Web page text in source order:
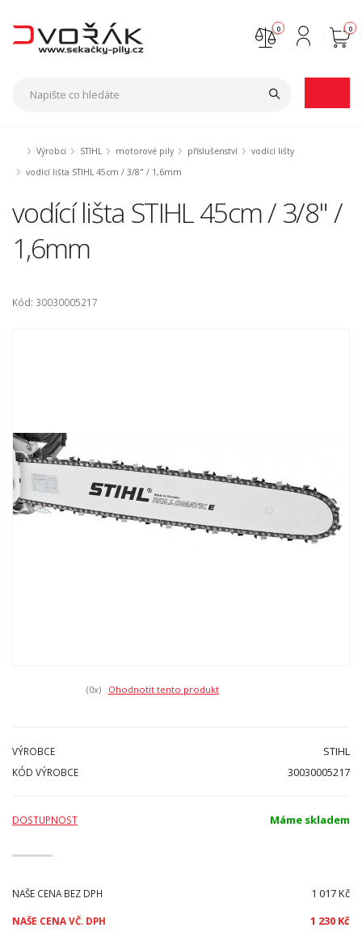
0
0
Výrobci STIHL motorové pily příslušenství
vodící lišty
vodící lišta STIHL 45cm / 3/8" / 1,6mm
vodící lišta STIHL 45cm / 3/8" /
1,6mm
Kód: 30030005217
(0x) Ohodnotit tento produkt
VÝROBCE STIHL
KÓD VÝROBCE 30030005217
DOSTUPNOST Máme skladem
NAŠE CENA BEZ DPH 1 017 Kč
NAŠE CENA VČ. DPH 1 230 Kč